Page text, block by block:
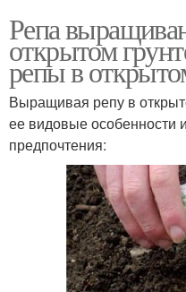
Репа
открытом
репы в
Выращивая репу в
ее видовые особенности
предпочтения: